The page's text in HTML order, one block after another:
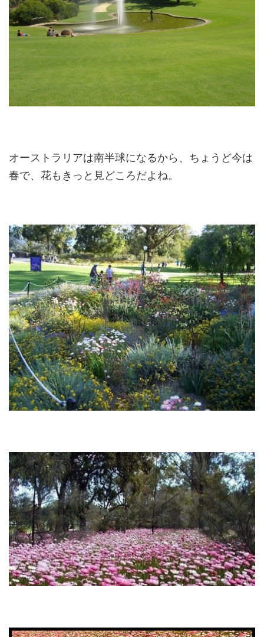
オーストラリアは南半球になるから、ちょうど今は
春で、花もきっと見どころだよね。